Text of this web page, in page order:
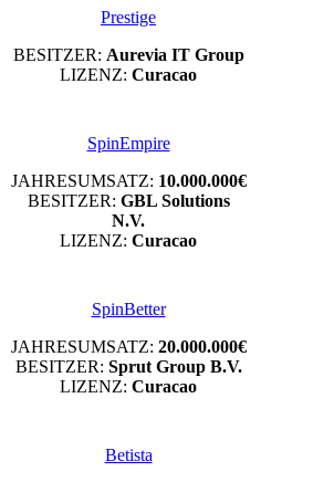
Prestige
BESITZER: Aurevia IT Group
LIZENZ: Curacao
SpinEmpire
JAHRESUMSATZ: 10.000.000€
BESITZER: GBL Solutions
N.V.
LIZENZ: Curacao
SpinBetter
JAHRESUMSATZ: 20.000.000€
BESITZER: Sprut Group B.V.
LIZENZ: Curacao
Betista